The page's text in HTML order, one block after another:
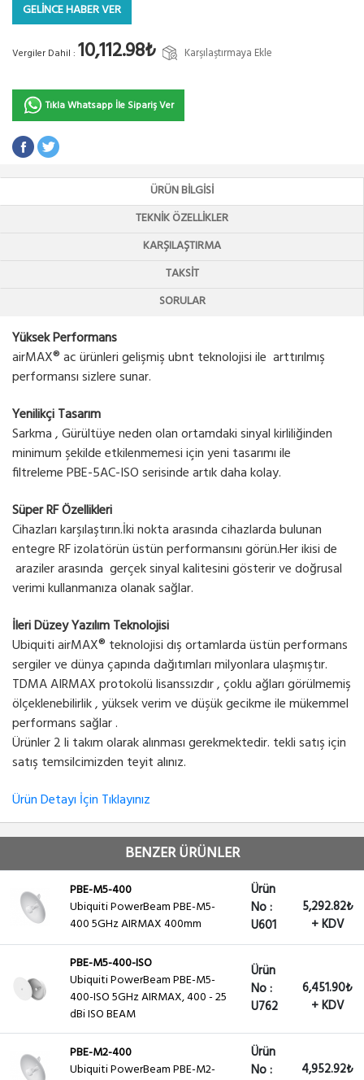
GELİNCE HABER VER
Vergiler Dahil : 10,112.98₺ Karşılaştırmaya Ekle
Tıkla Whatsapp İle Sipariş Ver
ÜRÜN BILGISI
TEKNIK ÖZELLIKLER
KARŞILAŞTIRMA
TAKSIT
SORULAR
Yüksek Performans
airMAX® ac ürünleri gelişmiş ubnt teknolojisi ile arttırılmış
performansı sizlere sunar.
Yenilikçi Tasarım
Sarkma , Gürültüye neden olan ortamdaki sinyal kirliliğinden
minimum şekilde etkilenmemesi için yeni tasarımı ile
filtreleme PBE-5AC-ISO serisinde artık daha kolay.
Süper RF Özellikleri
Cihazları karşılaştırın.İki nokta arasında cihazlarda bulunan
entegre RF izolatörün üstün performansını görün.Her ikisi de
araziler arasında gerçek sinyal kalitesini gösterir ve doğrusal
verimi kullanmanıza olanak sağlar.
İleri Düzey Yazılım Teknolojisi
Ubiquiti airMAX® teknolojisi dış ortamlarda üstün performans
sergiler ve dünya çapında dağıtımları milyonlara ulaşmıştır.
TDMA AIRMAX protokolü lisanssızdır , çoklu ağları görülmemiş
ölçeklenebilirlik , yüksek verim ve düşük gecikme ile mükemmel
performans sağlar .
Ürünler 2 li takım olarak alınması gerekmektedir. tekli satış için
satış temsilcimizden teyit alınız.
Ürün Detayı İçin Tıklayınız
BENZER ÜRÜNLER
PBE-M5-400
Ubiquiti PowerBeam PBE-M5-
400 5GHz AIRMAX 400mm
Ürün
No :
U601
5,292.82₺
+ KDV
PBE-M5-400-ISO
Ubiquiti PowerBeam PBE-M5-
400-ISO 5GHz AIRMAX, 400 - 25
dBi ISO BEAM
Ürün
No :
U762
6,451.90₺
+ KDV
PBE-M2-400
Ubiquiti PowerBeam PBE-M2-
Ürün
No :
4,952.92₺